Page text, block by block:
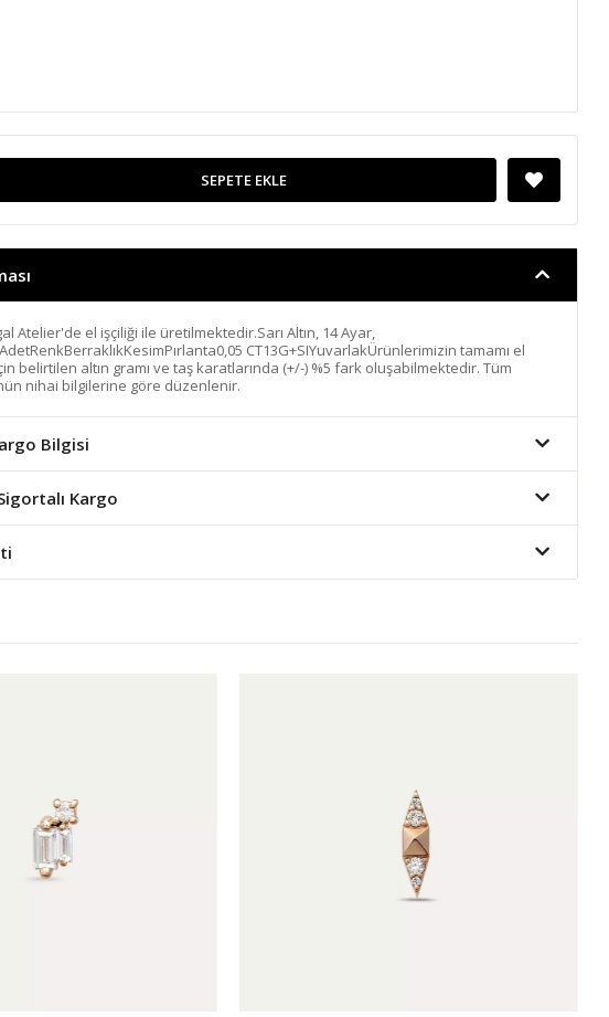
SEPETE EKLE
Atelier'de el işçiliği ile üretilmektedir.Sarı Altın, 14 Ayar,
CT13G+SIYuvarlakÜrünlerimizin tamamı el
belirtilen altın gramı ve taş karatlarında (+/-) %5 fark oluşabilmektedir. Tüm
nihai bilgilerine göre düzenlenir.
Bilgisi
Kargo